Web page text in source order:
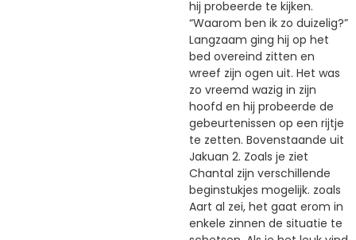
hij probeerde te kijken.
“Waarom ben ik zo duizelig?”
Langzaam ging hij op het
bed overeind zitten en
wreef zijn ogen uit. Het was
zo vreemd wazig in zijn
hoofd en hij probeerde de
gebeurtenissen op een rijtje
te zetten. Bovenstaande uit
Jakuan 2. Zoals je ziet
Chantal zijn verschillende
beginstukjes mogelijk. zoals
Aart al zei, het gaat erom in
enkele zinnen de situatie te